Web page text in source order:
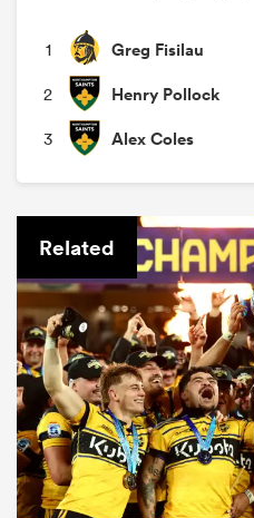
1 Greg Fisilau
2 Henry Pollock
3 Alex Coles
Related